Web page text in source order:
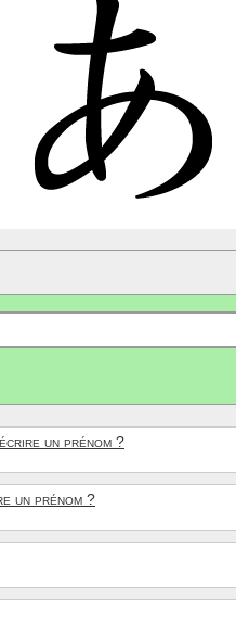
un prénom ?
un prénom ?